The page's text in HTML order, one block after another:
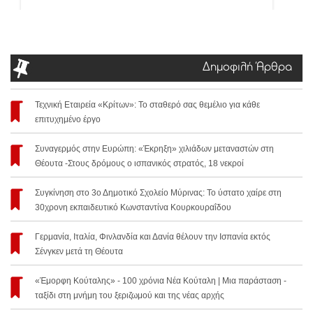
Δημοφιλή Άρθρα
Τεχνική Εταιρεία «Κρίτων»: Το σταθερό σας θεμέλιο για κάθε
επιτυχημένο έργο
Συναγερμός στην Ευρώπη: «Έκρηξη» χιλιάδων μεταναστών στη
Θέουτα -Στους δρόμους ο ισπανικός στρατός, 18 νεκροί
Συγκίνηση στο 3ο Δημοτικό Σχολείο Μύρινας: Το ύστατο χαίρε στη
30χρονη εκπαιδευτικό Κωνσταντίνα Κουρκουραΐδου
Γερμανία, Ιταλία, Φινλανδία και Δανία θέλουν την Ισπανία εκτός
Σένγκεν μετά τη Θέουτα
«Έμορφη Κούταλης» - 100 χρόνια Νέα Κούταλη | Μια παράσταση -
ταξίδι στη μνήμη του ξεριζωμού και της νέας αρχής